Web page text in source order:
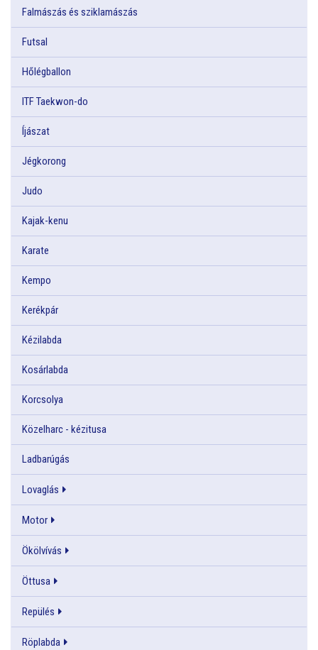
Falmászás és sziklamászás
Futsal
Hőlégballon
ITF Taekwon-do
Íjászat
Jégkorong
Judo
Kajak-kenu
Karate
Kempo
Kerékpár
Kézilabda
Kosárlabda
Korcsolya
Közelharc - kézitusa
Ladbarúgás
Lovaglás
Motor
Ökölvívás
Öttusa
Repülés
Röplabda